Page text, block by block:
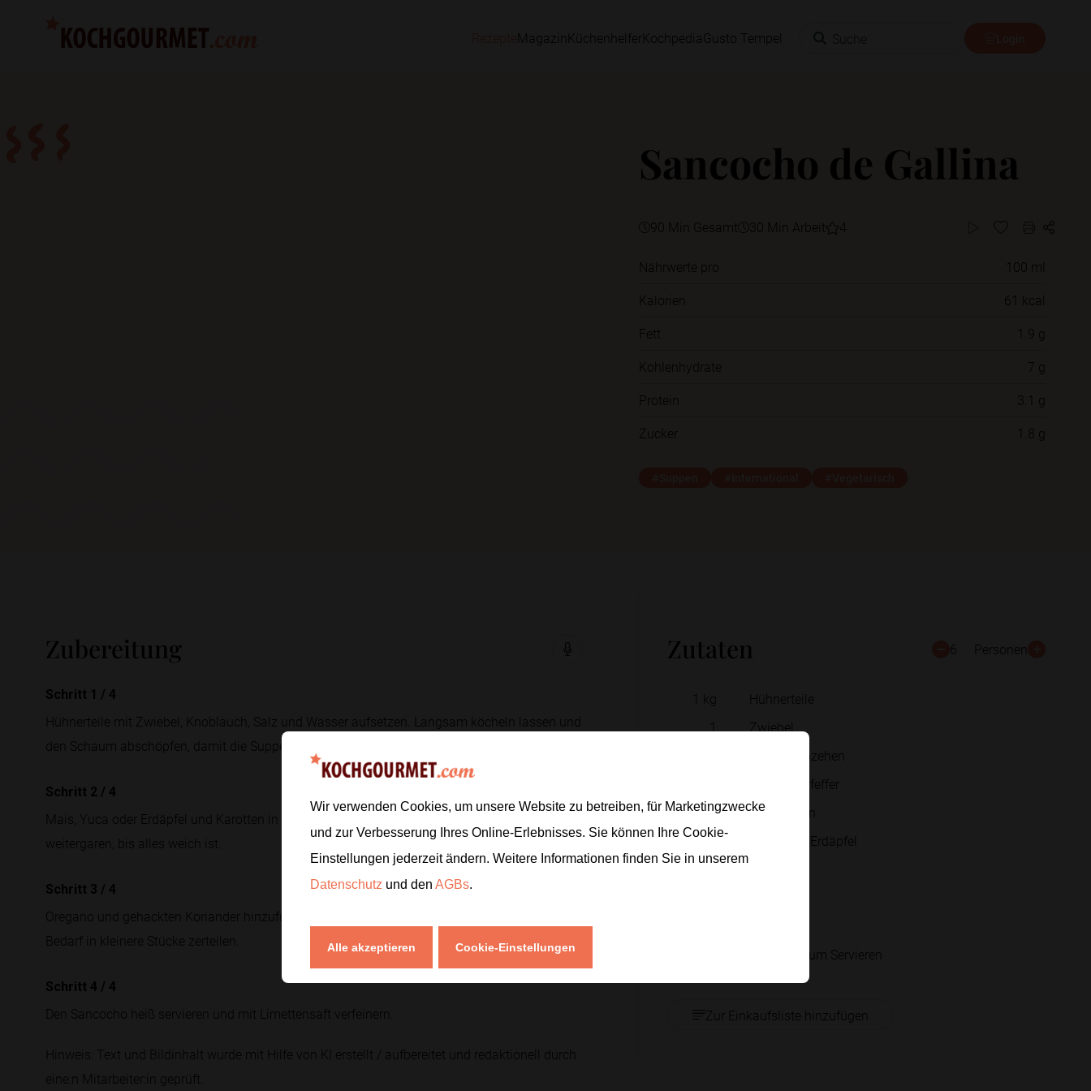
Magazin Küchenhelfer Kochpedia Gusto Tempel
Sancocho de Gallina
90 Min Gesamt 30 Min Arbeit 4
Nährwerte pro
100 ml
Kalorien
61 kcal
Fett
1.9 g
Kohlenhydrate
7 g
Protein
3.1 g
Zucker
1.8 g
Zutaten 6 Personen
1 kg
Hühnerteile
1
Zwiebel
Knoblauchzehen
Salz und Pfeffer
2
Maiskolben
500g
Yuca oder Erdäpfel
Limetten zum Servieren
Zur Einkaufsliste hinzufügen
Zubereitung
Schritt 1 / 4
Hühnerteile mit Zwiebel, Knoblauch, Salz und Wasser aufsetzen. Langsam köcheln lassen und
den Schaum abschöpfen, damit die Suppe klar bleibt.
Schritt 2 / 4
Mais, Yuca oder Erdäpfel und Karotten in Stücke schneiden. Zum Huhn geben und
weitergaren, bis alles weich ist.
Schritt 3 / 4
Oregano und gehackten Koriander hinzufügen. Die Suppe abschmecken und das Huhn bei
Bedarf in kleinere Stücke zerteilen.
Schritt 4 / 4
Den Sancocho heiß servieren und mit Limettensaft verfeinern.
Hinweis: Text und Bildinhalt wurde mit Hilfe von KI erstellt / aufbereitet und redaktionell durch
eine:n Mitarbeiter:in geprüft.
Wir verwenden Cookies, um unsere Website zu betreiben, für Marketingzwecke
und zur Verbesserung Ihres Online-Erlebnisses. Sie können Ihre Cookie-
Einstellungen jederzeit ändern. Weitere Informationen finden Sie in unserem
Datenschutz und den AGBs.
Alle akzeptieren Cookie-Einstellungen